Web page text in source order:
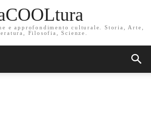
e approfondimento culturale. Storia, Arte,
Filosofia, Scienze.